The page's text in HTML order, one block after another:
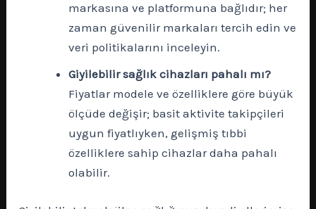
markasına ve platformuna bağlıdır; her
zaman güvenilir markaları tercih edin ve
veri politikalarını inceleyin.
Giyilebilir sağlık cihazları pahalı mı?
Fiyatlar modele ve özelliklere göre büyük
ölçüde değişir; basit aktivite takipçileri
uygun fiyatlıyken, gelişmiş tıbbi
özelliklere sahip cihazlar daha pahalı
olabilir.